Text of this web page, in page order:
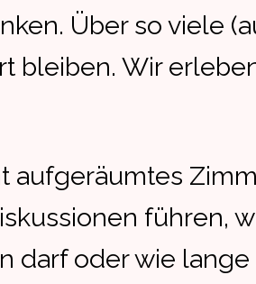
Über so viele
bleiben. Wir
aufgeräumtes
führen,
darf oder wie